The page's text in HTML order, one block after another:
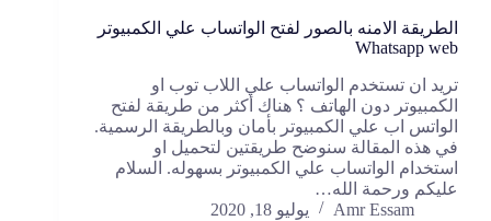
الطريقة الامنه بالصور لفتح الواتساب علي الكمبيوتر
Whatsapp web
تريد ان تستخدم الواتساب علي اللاب توب او
الكمبيوتر دون الهاتف ؟ هناك أكثر من طريقة لفتح
الواتس اب علي الكمبيوتر بأمان وبالطريقة الرسمية.
في هذه المقالة سنوضح طريقتين لتحميل او
استخدام الواتساب علي الكمبيوتر بسهوله. السلام
عليكم ورحمة الله…
Amr Essam
يوليو 18, 2020